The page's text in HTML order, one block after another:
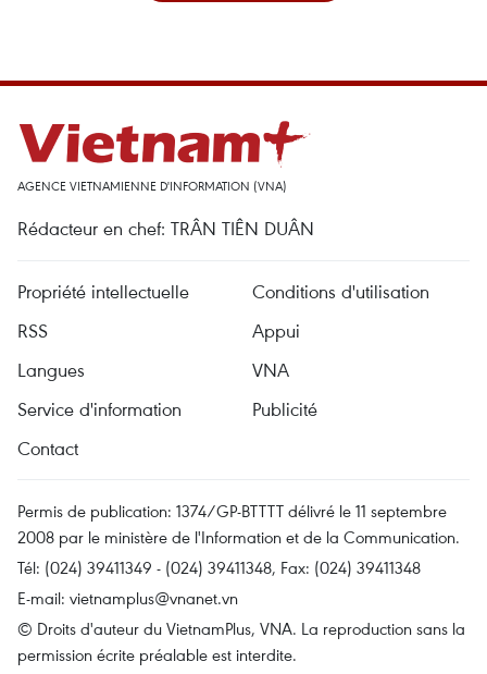
AGENCE VIETNAMIENNE D'INFORMATION (VNA)
Rédacteur en chef: TRÂN TIÊN DUÂN
Propriété intellectuelle
Conditions d'utilisation
RSS
Appui
Langues
VNA
Service d'information
Publicité
Contact
Permis de publication: 1374/GP-BTTTT délivré le 11 septembre
2008 par le ministère de l'Information et de la Communication.
Tél: (024) 39411349 - (024) 39411348, Fax: (024) 39411348
E-mail: vietnamplus@vnanet.vn
© Droits d'auteur du VietnamPlus, VNA. La reproduction sans la
permission écrite préalable est interdite.